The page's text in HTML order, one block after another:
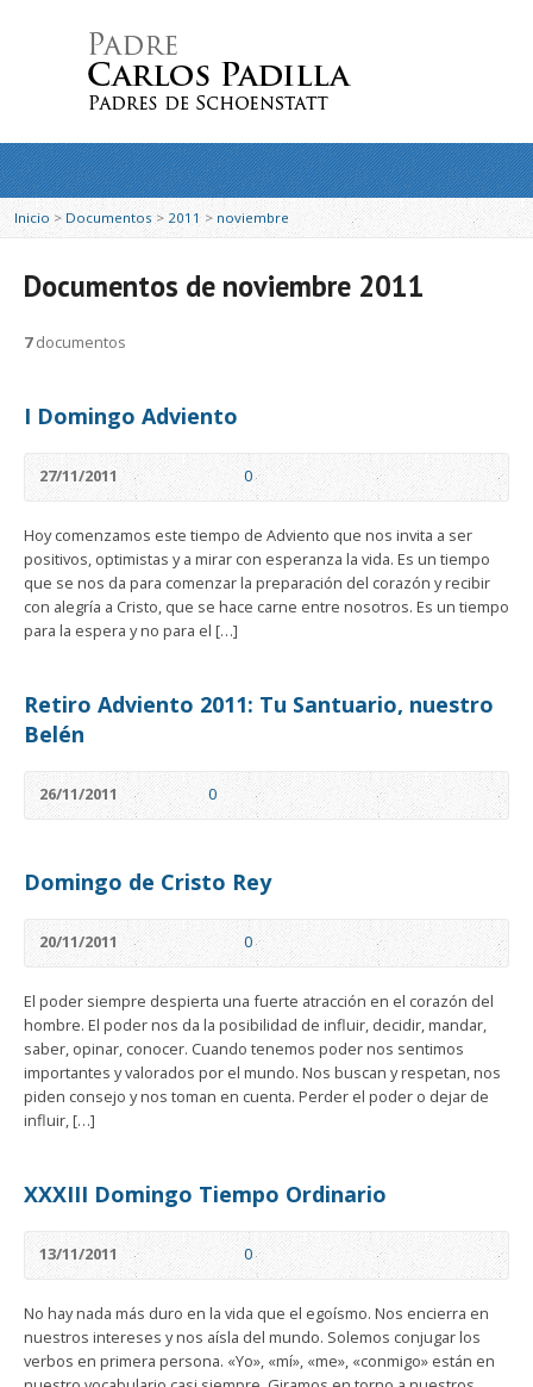
Inicio >Documentos> 2011 > noviembre
Documentos de noviembre 2011
7documentos
I Domingo Adviento
27/11/2011 0
Hoy comenzamos este tiempo de Adviento que nos invita a ser
positivos, optimistas y a mirar con esperanza la vida. Es un tiempo
que se nos da para comenzar la preparación del corazón y recibir
con alegría a Cristo, que se hace carne entre nosotros. Es un tiempo
para la espera y no para el […]
Retiro Adviento 2011: Tu Santuario, nuestro
Belén
26/11/2011 0
Domingo de Cristo Rey
20/11/2011 0
El poder siempre despierta una fuerte atracción en el corazón del
hombre. El poder nos da la posibilidad de influir, decidir, mandar,
saber, opinar, conocer. Cuando tenemos poder nos sentimos
importantes y valorados por el mundo. Nos buscan y respetan, nos
piden consejo y nos toman en cuenta. Perder el poder o dejar de
influir, […]
XXXIII Domingo Tiempo Ordinario
13/11/2011 0
No hay nada más duro en la vida que el egoísmo. Nos encierra en
nuestros intereses y nos aísla del mundo. Solemos conjugar los
verbos en primera persona. «Yo», «mí», «me», «conmigo» están en